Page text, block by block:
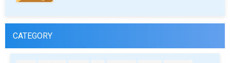
CATEGORY